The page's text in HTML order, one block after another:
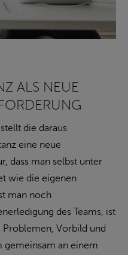
ALS NEUE
die daraus
eine neue
dass man selbst unter
wie die eigenen
man noch
des Teams, ist
Vorbild und
gemeinsam an einem